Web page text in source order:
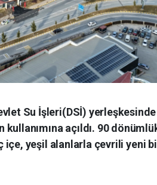
Su İşleri(DSİ)
açıldı. 90
yeşil alanlarla çevrili yeni